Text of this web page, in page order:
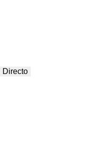
Directo